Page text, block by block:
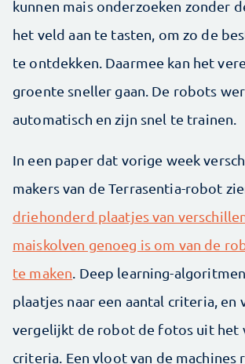
kunnen mais onderzoeken zonder
het veld aan te tasten, om zo de
te ontdekken. Daarmee kan het
groente sneller gaan. De robots
automatisch en zijn snel te trainen.
In een paper dat vorige week
makers van de Terrasentia-robot
driehonderd plaatjes van
maiskolven genoeg is om van de
te maken. Deep learning-
plaatjes naar een aantal criteria, en
vergelijkt de robot de fotos uit het
criteria. Een vloot van de machines